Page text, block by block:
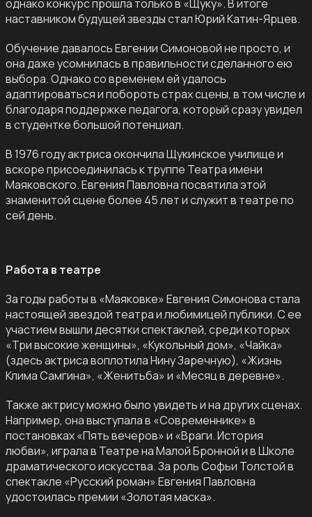
однако конкурс прошла только в «Щуку». В итоге
наставником будущей звезды стал Юрий Катин-Ярцев.
Обучение давалось Евгении Симоновой не просто, и
она даже усомнилась в правильности сделанного ею
выбора. Однако со временем ей удалось
адаптироваться и побороть страх сцены, в том числе и
благодаря поддержке педагога, который сразу увидел
в студентке большой потенциал.
В 1976 году актриса окончила Щукинское училище и
вскоре присоединилась к труппе Театра имени
Маяковского. Евгения Павловна посвятила этой
знаменитой сцене более 45 лет и служит в театре по
сей день.
Работа в театре
За годы работы в «Маяковке» Евгения Симонова стала
настоящей звездой театра и любимицей публики. С ее
участием вышли десятки спектаклей, среди которых
«Три высокие женщины», «Кукольный дом», «Чайка»
(здесь актриса воплотила Нину Заречную), «Жизнь
Клима Самгина», «Женитьба» и «Месяц в деревне».
Также актрису можно было увидеть и на других сценах.
Например, она выступала в «Современнике» в
постановках «Пять вечеров» и «Враги. История
любви», играла в Театре на Малой Бронной и в Школе
драматического искусства. За роль Софьи Толстой в
спектакле «Русский роман» Евгения Павловна
удостоилась премии «Золотая маска».